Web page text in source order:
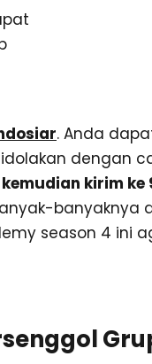
. Anda
dengan
kirim ke
banyaknya
season 4 ini